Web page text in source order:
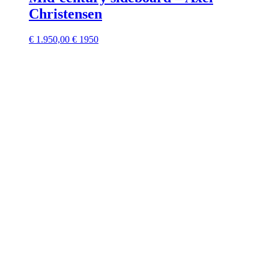
Christensen
€ 1.950,00 € 1950